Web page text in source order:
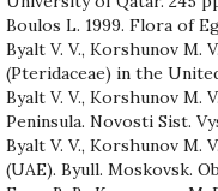
Boulos L. 1999. Flora of
Byalt V. V., Korshunov M.
(Pteridaceae) in the
Byalt V. V., Korshunov
Peninsula. Novosti Sist.
Byalt V. V., Korshunov
(UAE). Byull. Moskovsk.